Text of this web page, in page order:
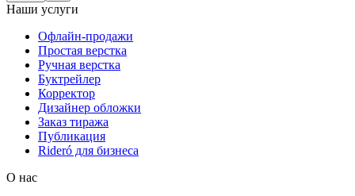
Наши услуги
Офлайн-продажи
Простая верстка
Ручная верстка
Буктрейлер
Корректор
Дизайнер обложки
Заказ тиража
Публикация
Rideró для бизнеса
О нас